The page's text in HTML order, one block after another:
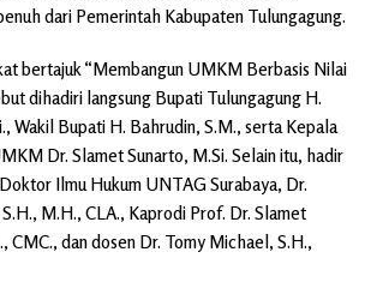
dari Pemerintah Kabupaten Tulungagung.
bertajuk “Membangun UMKM Berbasis Nilai
dihadiri langsung Bupati Tulungagung H.
Wakil Bupati H. Bahrudin, S.M., serta Kepala
Dr. Slamet Sunarto, M.Si. Selain itu, hadir
Ilmu Hukum UNTAG Surabaya, Dr.
M.H., CLA., Kaprodi Prof. Dr. Slamet
CMC., dan dosen Dr. Tomy Michael, S.H.,